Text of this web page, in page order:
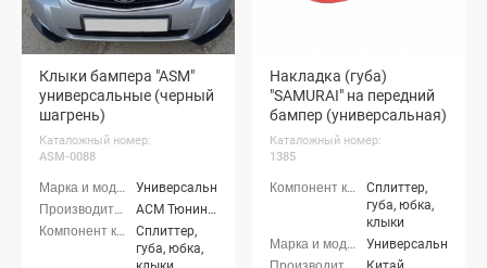
Клыки бампера "ASM"
универсальные (черный
шагрень)
Каталожный номер:
ASM-0088
Универсальные
АСМ Тюнинг (ASM tuning)
Сплиттер,
губа, юбка,
Накладка (губа)
"SAMURAI" на передний
бампер (универсальная)
Каталожный номер:
1385
Сплиттер,
губа, юбка,
клыки
Универсальные